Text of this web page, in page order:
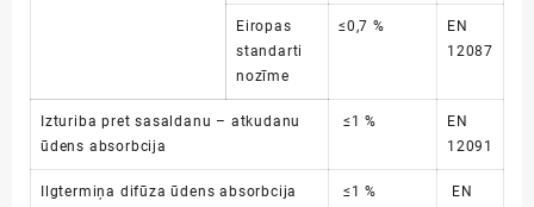
Eiropas
standarti
nozīme
≤0,7 %
EN
12087
Izturiba pret sasaldanu – atkudanu
ūdens absorbcija
≤1 %
EN
12091
Ilgtermiņa difūza ūdens absorbcija ≤1 %
EN